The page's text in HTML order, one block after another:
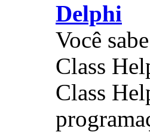
Delphi
Você
Class
Class